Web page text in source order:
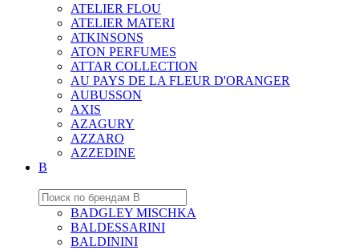
ATELIER FLOU
ATELIER MATERI
ATKINSONS
ATON PERFUMES
ATTAR COLLECTION
AU PAYS DE LA FLEUR D'ORANGER
AUBUSSON
AXIS
AZAGURY
AZZARO
AZZEDINE
B
BADGLEY MISCHKA
BALDESSARINI
BALDININI